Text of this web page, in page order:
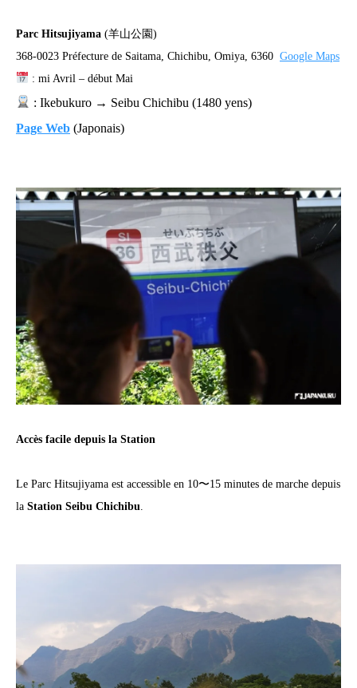
Parc Hitsujiyama (羊山公園)
368-0023 Préfecture de Saitama, Chichibu, Omiya, 6360 Google Maps
: mi Avril – début Mai
: Ikebukuro → Seibu Chichibu (1480 yens)
Page Web (Japonais)
Accès facile depuis la Station
Le Parc Hitsujiyama est accessible en 10〜15 minutes de marche depuis
la Station Seibu Chichibu